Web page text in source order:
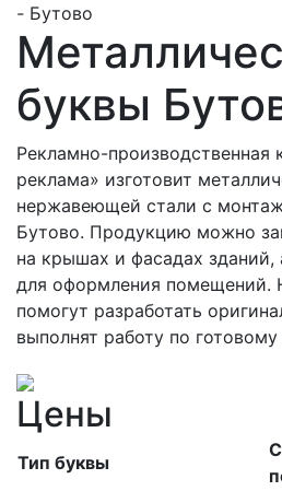
- Бутово
буквы
Рекламно-производственная
реклама» изготовит
нержавеющей стали с
Бутово. Продукцию можно
на крышах и фасадах зданий,
для оформления помещений.
помогут разработать
выполнят работу по готовому
Цены
Тип буквы
С